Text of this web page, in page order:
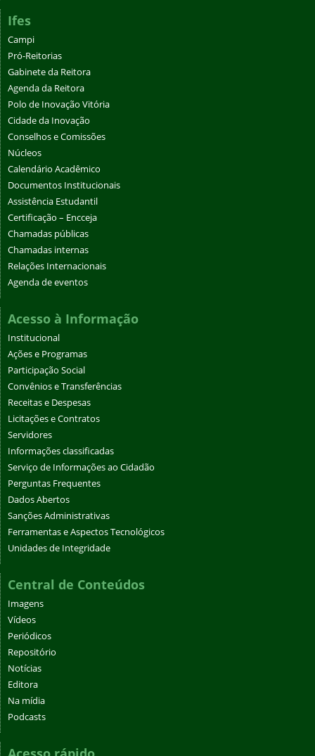
Ifes
Campi
Pró-Reitorias
Gabinete da Reitora
Agenda da Reitora
Polo de Inovação Vitória
Cidade da Inovação
Conselhos e Comissões
Núcleos
Calendário Acadêmico
Documentos Institucionais
Assistência Estudantil
Certificação – Encceja
Chamadas públicas
Chamadas internas
Relações Internacionais
Agenda de eventos
Acesso à Informação
Institucional
Ações e Programas
Participação Social
Convênios e Transferências
Receitas e Despesas
Licitações e Contratos
Servidores
Informações classificadas
Serviço de Informações ao Cidadão
Perguntas Frequentes
Dados Abertos
Sanções Administrativas
Ferramentas e Aspectos Tecnológicos
Unidades de Integridade
Central de Conteúdos
Imagens
Vídeos
Periódicos
Repositório
Notícias
Editora
Na mídia
Podcasts